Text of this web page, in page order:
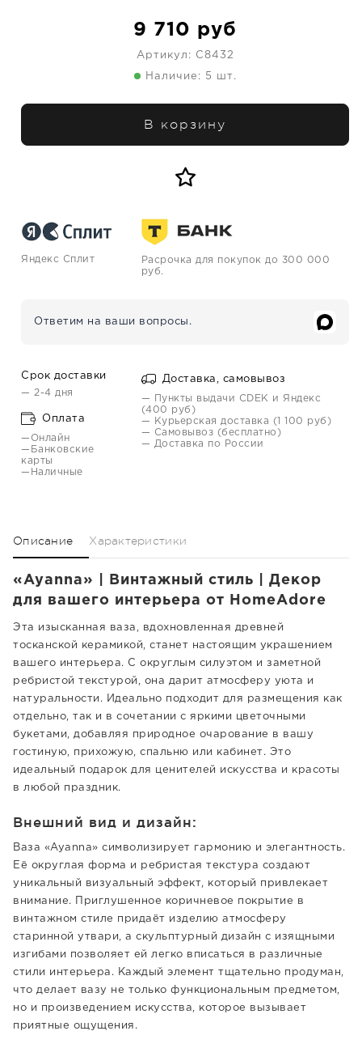
9 710 руб
Артикул: C8432
Наличие: 5 шт.
В корзину
Яндекс Сплит
Расрочка для покупок до 300 000
руб.
Ответим на ваши вопросы.
Срок доставки
— 2-4 дня
Оплата
—Онлайн
—Банковские
карты
—Наличные
Доставка, самовывоз
— Пункты выдачи CDEK и Яндекс
(400 руб)
— Курьерская доставка (1 100 руб)
— Самовывоз (бесплатно)
— Доставка по России
Описание Характеристики
«Ayanna» | Винтажный стиль | Декор
для вашего интерьера от HomeAdore
Эта изысканная ваза, вдохновленная древней
тосканской керамикой, станет настоящим украшением
вашего интерьера. С округлым силуэтом и заметной
ребристой текстурой, она дарит атмосферу уюта и
натуральности. Идеально подходит для размещения как
отдельно, так и в сочетании с яркими цветочными
букетами, добавляя природное очарование в вашу
гостиную, прихожую, спальню или кабинет. Это
идеальный подарок для ценителей искусства и красоты
в любой праздник.
Внешний вид и дизайн:
Ваза «Ayanna» символизирует гармонию и элегантность.
Её округлая форма и ребристая текстура создают
уникальный визуальный эффект, который привлекает
внимание. Приглушенное коричневое покрытие в
винтажном стиле придаёт изделию атмосферу
старинной утвари, а скульптурный дизайн с изящными
изгибами позволяет ей легко вписаться в различные
стили интерьера. Каждый элемент тщательно продуман,
что делает вазу не только функциональным предметом,
но и произведением искусства, которое вызывает
приятные ощущения.